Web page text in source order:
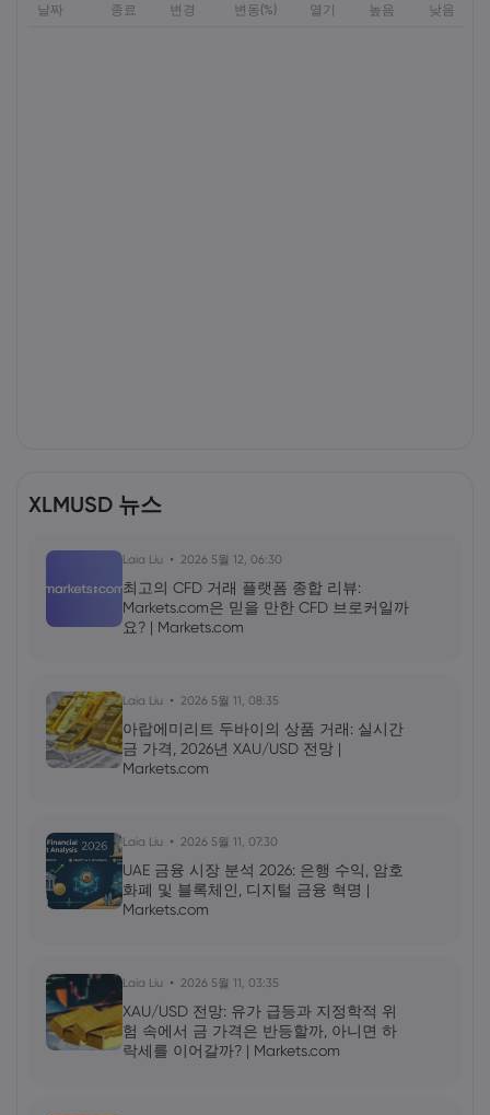
날짜 종료 변경 변동(%) 열기 높음 낮음
XLMUSD 뉴스
Laia Liu 2026 5월 12, 06:30
최고의 CFD 거래 플랫폼 종합 리뷰:
Markets.com은 믿을 만한 CFD 브로커일까
요? | Markets.com
Laia Liu 2026 5월 11, 08:35
아랍에미리트 두바이의 상품 거래: 실시간
금 가격, 2026년 XAU/USD 전망 |
Markets.com
Laia Liu 2026 5월 11, 07:30
UAE 금융 시장 분석 2026: 은행 수익, 암호
화폐 및 블록체인, 디지털 금융 혁명 |
Markets.com
Laia Liu 2026 5월 11, 03:35
XAU/USD 전망: 유가 급등과 지정학적 위
험 속에서 금 가격은 반등할까, 아니면 하
락세를 이어갈까? | Markets.com